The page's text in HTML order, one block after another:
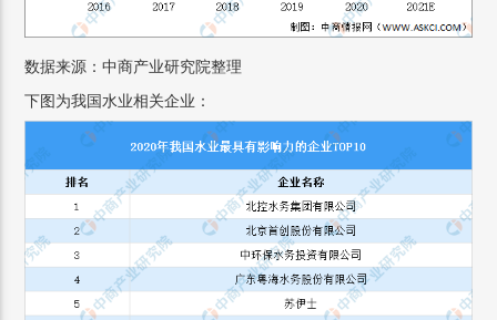
数据来源：中商产业研究院整理
下图为我国水业相关企业：